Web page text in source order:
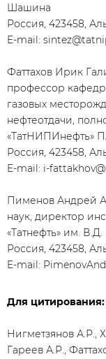
Шашина
Россия, 423458,
E-mail:
Фаттахов Ирик
профессор
газовых
нефтеотдачи,
«ТатНИПИнефть»
Россия, 423458,
E-mail: i-
Пименов Андрей
наук, директор
«Татнефть» им.
Россия, 423458,
E-mail:
Для цитирования:
Нигметзянов А.Р.,
Гареев А.Р.,